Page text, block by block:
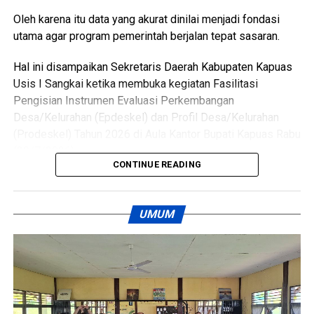
Views: 30
Bagikan ke
WhatsApp 0 Facebook 0
Messenger 0 Twitter/X 0
Oleh karena itu data yang akurat dinilai menjadi fondasi
utama agar program pemerintah berjalan tepat sasaran.
Hal ini disampaikan Sekretaris Daerah Kabupaten Kapuas
Usis I Sangkai ketika membuka kegiatan Fasilitasi
Pengisian Instrumen Evaluasi Perkembangan
Desa/Kelurahan (Epdeskel) dan Profil Desa/Kelurahan
(29/7/2026).
Kapuas Perry Noah para camat kepala desa lurah
perangkat desa operator desa dan kelurahan serta Tim
PROAKTIF sebagai fasilitator.
Sekda Kapuas Usis I Sangkai menegaskan Prodeskel dan
Epdeskel bukan sekadar kewajiban administrasi.
CONTINUE READING
UMUM